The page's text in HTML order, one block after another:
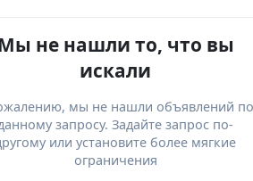
не нашли то, что вы
искали
мы не нашли объявлений по
запросу. Задайте запрос по-
или установите более мягкие
ограничения